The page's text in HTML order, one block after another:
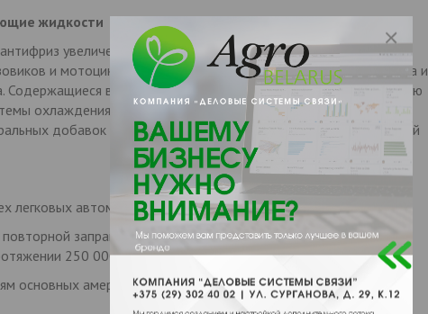
жидкости
увеличенного срока действия, подходящий для всех
и мотоциклов, независимо от марки, модели, года выпуска и
Содержащиеся в продукте присадки обеспечивают максимальную
охлаждения от разрушительных воздействий коррозии.
добавок исключает возможность образования отложений
легковых автомобилях, грузовиках и мотоциклах
заправки системы охлаждения обеспечивает
250 000 км или 5 лет
основных американских, европейских и азиатских